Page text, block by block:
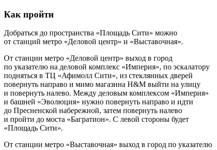
Как пройти
Добраться до пространства «Площадь Сити» можно
от станций метро «Деловой центр» и «Выставочная».
От станции метро «Деловой центр» выход в город
по указателю на деловой комплекс «Империя», по эскалатору
подняться в ТЦ «Афимолл Сити», из стеклянных дверей
повернуть направо и мимо магазина H&M выйти на улицу
и повернуть налево. Между деловым комплексом «Империя»
и башней «Эволюция» нужно повернуть направо и идти
до Пресненской набережной, затем повернуть налево
и пройти до моста «Багратион». С левой стороны будет
«Площадь Сити».
От станции метро «Выставочная» выход в город по указателю